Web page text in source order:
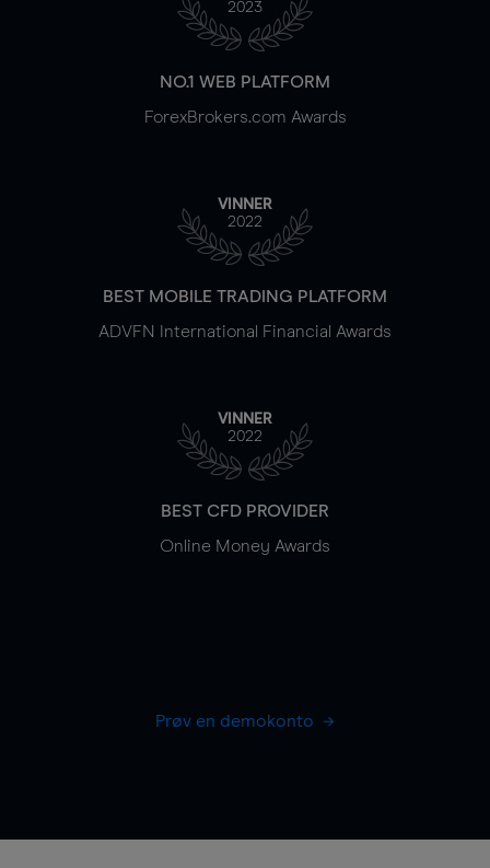
2023
NO.1 WEB PLATFORM
ForexBrokers.com Awards
VINNER
2022
BEST MOBILE TRADING PLATFORM
ADVFN International Financial Awards
VINNER
2022
BEST CFD PROVIDER
Online Money Awards
Prøv en demokonto